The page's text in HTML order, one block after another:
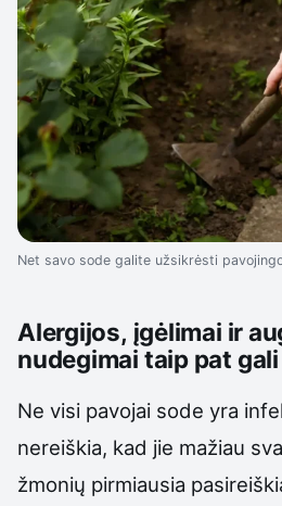
Net savo sode galite užsikrėsti
Alergijos, įgėlimai ir
nudegimai taip pat
Ne visi pavojai sode yra
nereiškia, kad jie mažiau
žmonių pirmiausia